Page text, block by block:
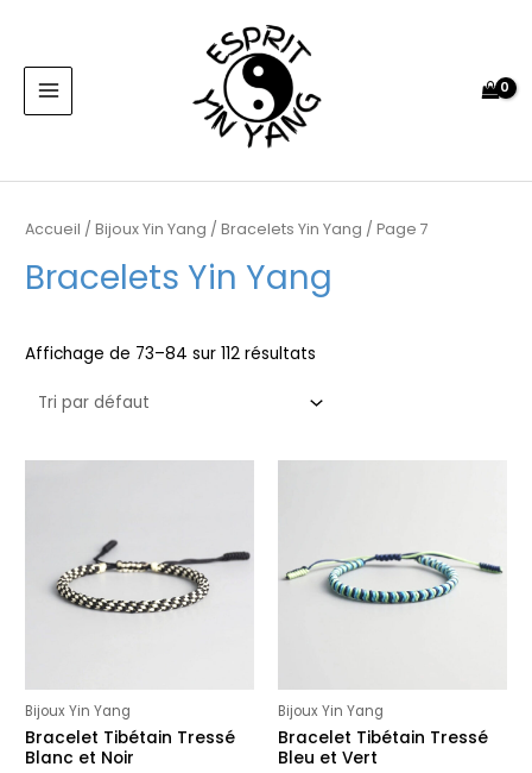
contenu
MENU
Accueil /Bijoux Yin Yang /Bracelets Yin Yang / Page 7
Bracelets Yin Yang
Affichage de 73–84 sur 112 résultats
Bijoux Yin Yang
Bracelet Tibétain Tressé
Blanc et Noir
Bijoux Yin Yang
Bracelet Tibétain Tressé
Bleu et Vert